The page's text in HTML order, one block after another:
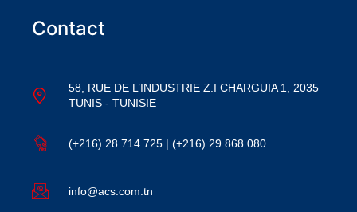
Contact
58, RUE DE L’INDUSTRIE Z.I CHARGUIA 1, 2035
TUNIS - TUNISIE
(+216) 28 714 725 | (+216) 29 868 080
info@acs.com.tn